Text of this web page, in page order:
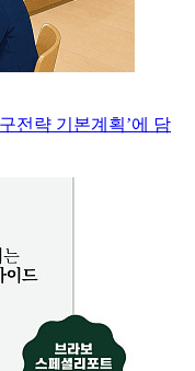
전략 기본계획’에 담